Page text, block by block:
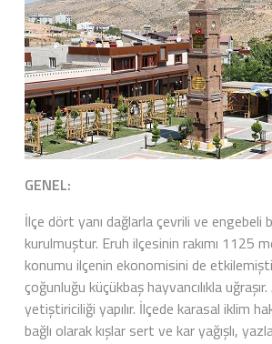
GENEL:
İlçe dört yanı dağlarla çevrili ve engebeli
kurulmuştur. Eruh ilçesinin rakımı 1125
konumu ilçenin ekonomisini de
çoğunluğu küçükbaş hayvancılıkla uğraşır.
yetiştiriciliği yapılır. İlçede karasal iklim
bağlı olarak kışlar sert ve kar yağışlı,